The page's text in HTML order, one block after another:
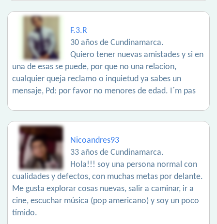
F.3.R
30 años de Cundinamarca.
Quiero tener nuevas amistades y si en
una de esas se puede, por que no una relacion,
cualquier queja reclamo o inquietud ya sabes un
mensaje, Pd: por favor no menores de edad. I´m pas
Nicoandres93
33 años de Cundinamarca.
Hola!!! soy una persona normal con
cualidades y defectos, con muchas metas por delante.
Me gusta explorar cosas nuevas, salir a caminar, ir a
cine, escuchar música (pop americano) y soy un poco
tímido.